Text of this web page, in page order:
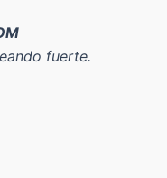
fuerte.